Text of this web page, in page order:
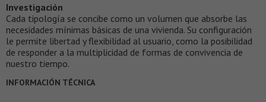
Investigación
Cada tipología se concibe como un volumen que absorbe las
necesidades mínimas básicas de una vivienda. Su configuración
le permite libertad y flexibilidad al usuario, como la posibilidad
de responder a la multiplicidad de formas de convivencia de
nuestro tiempo.
INFORMACIÓN TÉCNICA